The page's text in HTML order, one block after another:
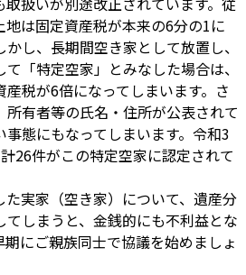
は固定資産税が本来の6分の1に
し、長期間空き家として放置し、
「特定空家」とみなした場合は、
税が6倍になってしまいます。さ
所有者等の氏名・住所が公表されて
事態にもなってしまいます。令和3
26件がこの特定空家に認定されて
実家（空き家）について、遺産分
しまうと、金銭的にも不利益とな
にご親族同士で協議を始めましょ